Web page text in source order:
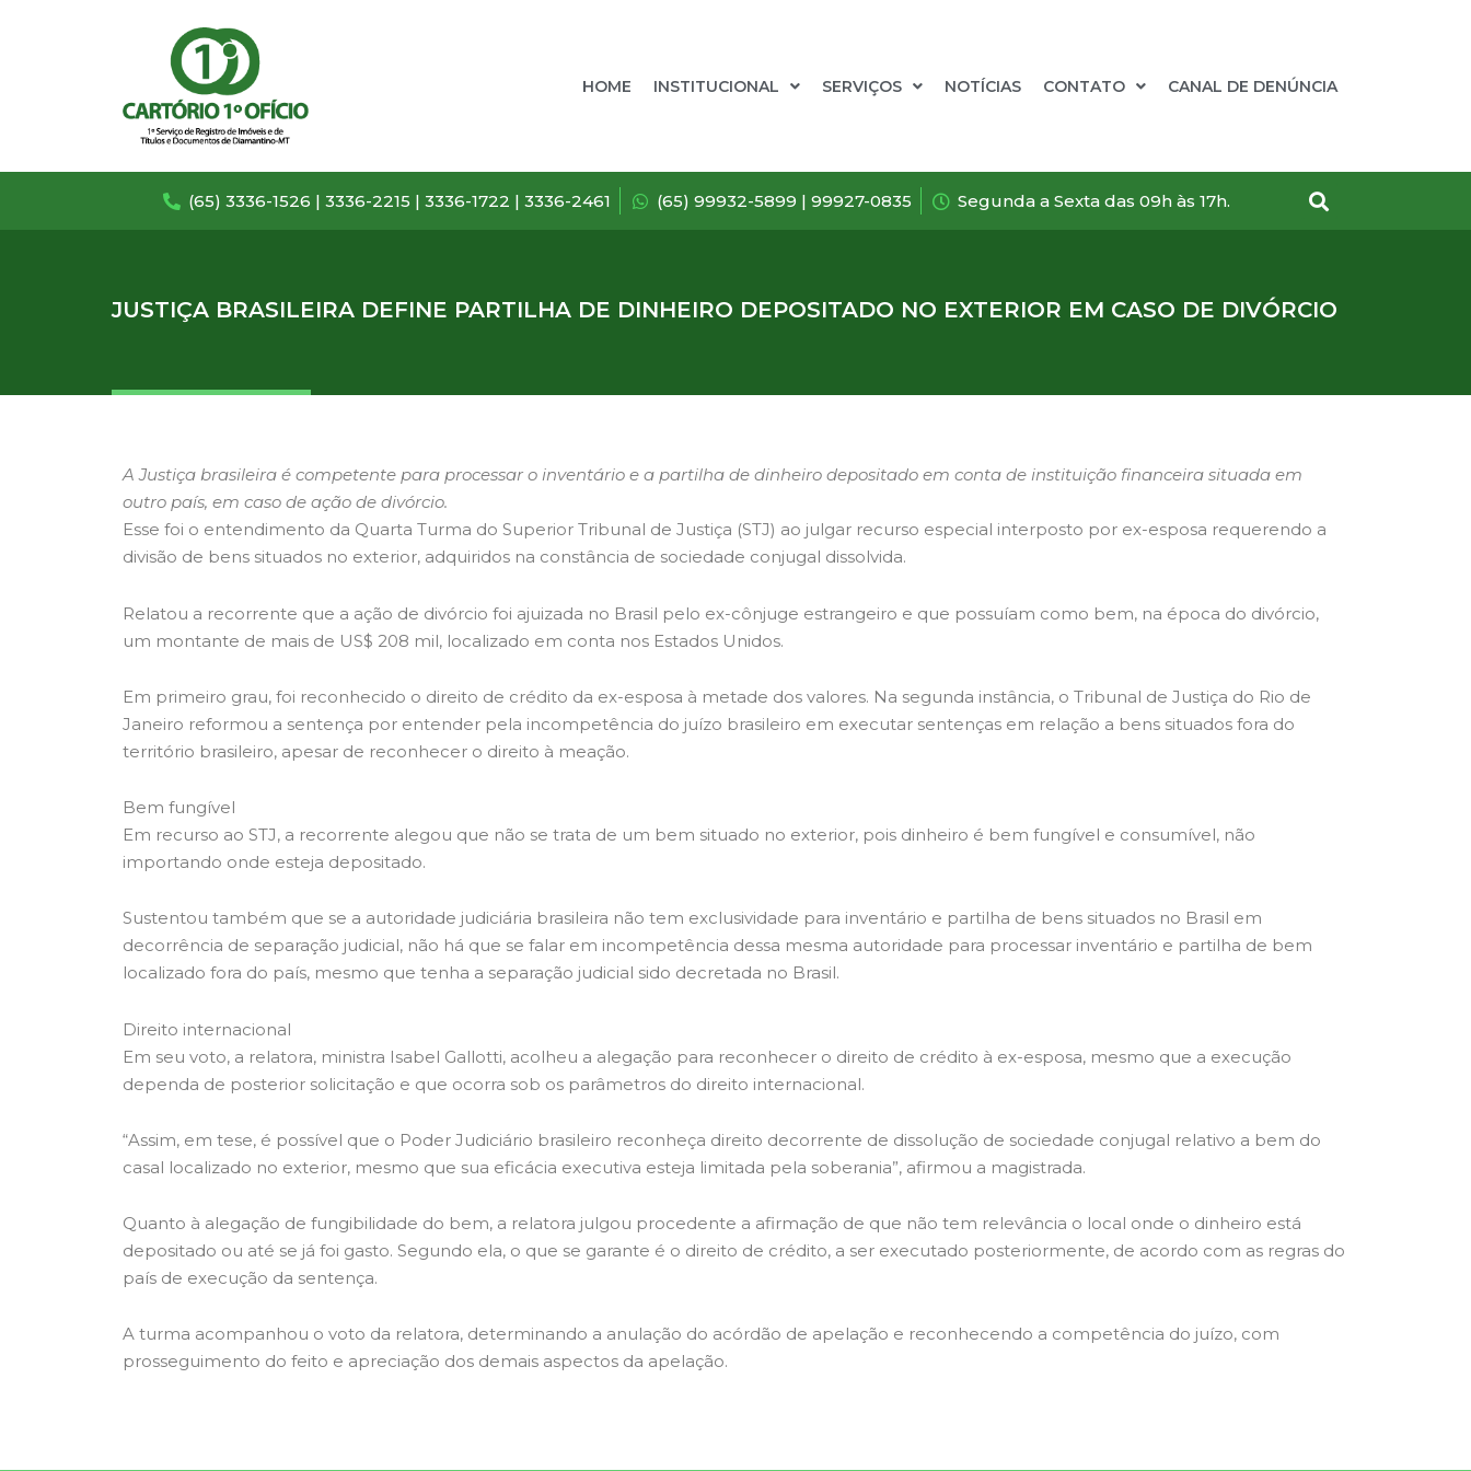
HOME INSTITUCIONAL SERVIÇOS NOTÍCIAS CONTATO CANAL DE DENÚNCIA
(65) 3336-1526 | 3336-2215 | 3336-1722 | 3336-2461 (65) 99932-5899 | 99927-0835 Segunda a Sexta das 09h às 17h.
JUSTIÇA BRASILEIRA DEFINE PARTILHA DE DINHEIRO DEPOSITADO NO EXTERIOR EM CASO DE DIVÓRCIO
A Justiça brasileira é competente para processar o inventário e a partilha de dinheiro depositado em conta de instituição financeira situada em
outro país, em caso de ação de divórcio.
Esse foi o entendimento da Quarta Turma do Superior Tribunal de Justiça (STJ) ao julgar recurso especial interposto por ex-esposa requerendo a
divisão de bens situados no exterior, adquiridos na constância de sociedade conjugal dissolvida.
Relatou a recorrente que a ação de divórcio foi ajuizada no Brasil pelo ex-cônjuge estrangeiro e que possuíam como bem, na época do divórcio,
um montante de mais de US$ 208 mil, localizado em conta nos Estados Unidos.
Em primeiro grau, foi reconhecido o direito de crédito da ex-esposa à metade dos valores. Na segunda instância, o Tribunal de Justiça do Rio de
Janeiro reformou a sentença por entender pela incompetência do juízo brasileiro em executar sentenças em relação a bens situados fora do
território brasileiro, apesar de reconhecer o direito à meação.
Bem fungível
Em recurso ao STJ, a recorrente alegou que não se trata de um bem situado no exterior, pois dinheiro é bem fungível e consumível, não
importando onde esteja depositado.
Sustentou também que se a autoridade judiciária brasileira não tem exclusividade para inventário e partilha de bens situados no Brasil em
decorrência de separação judicial, não há que se falar em incompetência dessa mesma autoridade para processar inventário e partilha de bem
localizado fora do país, mesmo que tenha a separação judicial sido decretada no Brasil.
Direito internacional
Em seu voto, a relatora, ministra Isabel Gallotti, acolheu a alegação para reconhecer o direito de crédito à ex-esposa, mesmo que a execução
dependa de posterior solicitação e que ocorra sob os parâmetros do direito internacional.
“Assim, em tese, é possível que o Poder Judiciário brasileiro reconheça direito decorrente de dissolução de sociedade conjugal relativo a bem do
casal localizado no exterior, mesmo que sua eficácia executiva esteja limitada pela soberania”, afirmou a magistrada.
Quanto à alegação de fungibilidade do bem, a relatora julgou procedente a afirmação de que não tem relevância o local onde o dinheiro está
depositado ou até se já foi gasto. Segundo ela, o que se garante é o direito de crédito, a ser executado posteriormente, de acordo com as regras do
país de execução da sentença.
A turma acompanhou o voto da relatora, determinando a anulação do acórdão de apelação e reconhecendo a competência do juízo, com
prosseguimento do feito e apreciação dos demais aspectos da apelação.